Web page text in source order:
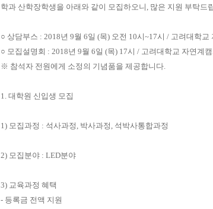
학과 산학장학생을 아래와 같이 모집하오니 많은 지원 부탁드
○ 상담부스 : 2018년 9월 6일 (목) 오전 10시~17시 / 고려대학교
○ 모집설명회 : 2018년 9월 6일 (목) 17시 / 고려대학교 자연계
※ 참석자 전원에게 소정의 기념품을 제공합니다.
1. 대학원 신입생 모집
1) 모집과정 : 석사과정 박사과정 석박사통합과정
2) 모집분야 : LED분야
3) 교육과정 혜택
- 등록금 전액 지원